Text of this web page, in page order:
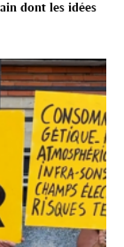
dont les idées